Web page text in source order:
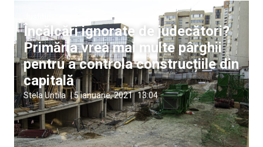
Încălcări ignorate de judecători?
Primăria vrea mai multe pârghii
pentru a controla construcțiile din
capitală
Stela Untila |5 ianuarie, 2021 13:04